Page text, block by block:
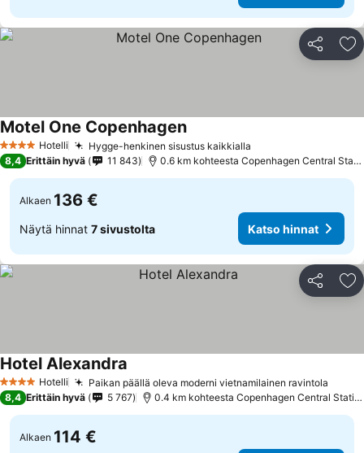
Jaa
4 Tähtiluokitus
Hotelli Hygge-henkinen sisustus kaikkialla
Motel One CopenhagenKatso hinnat
8,4 Erittäin hyvä 11 843 0.6 km kohteesta Copenhagen Central
Alkaen 136 €
Näytä hinnat 7 sivustolta Katso hinnat
Jaa
4 Tähtiluokitus
Hotelli Paikan päällä oleva moderni vietnamilainen ravintola
Hotel Alexandra
8,4 Erittäin hyvä 5 767 0.4 km kohteesta Copenhagen Central
Alkaen 114 €